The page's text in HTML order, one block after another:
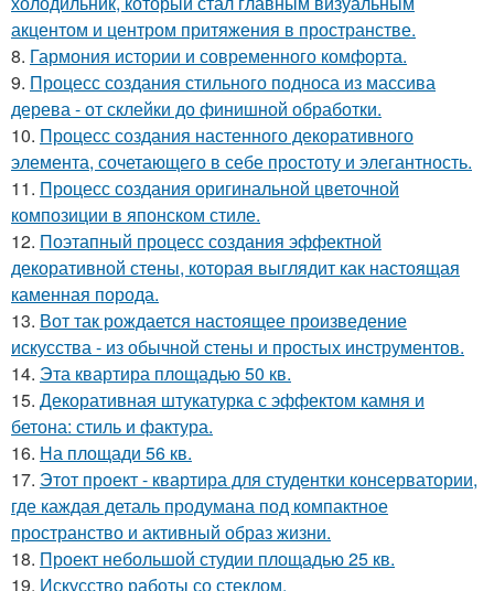
акцентом и центром притяжения в пространстве.
8. Гармония истории и современного комфорта.
9. Процесс создания стильного подноса из массива
дерева - от склейки до финишной обработки.
10. Процесс создания настенного декоративного
элемента, сочетающего в себе простоту и элегантность.
11. Процесс создания оригинальной цветочной
композиции в японском стиле.
12. Поэтапный процесс создания эффектной
декоративной стены, которая выглядит как настоящая
каменная порода.
13. Вот так рождается настоящее произведение
искусства - из обычной стены и простых инструментов.
14. Эта квартира площадью 50 кв.
15. Декоративная штукатурка с эффектом камня и
бетона: стиль и фактура.
16. На площади 56 кв.
17. Этот проект - квартира для студентки консерватории,
где каждая деталь продумана под компактное
пространство и активный образ жизни.
18. Проект небольшой студии площадью 25 кв.
19. Искусство работы со стеклом.